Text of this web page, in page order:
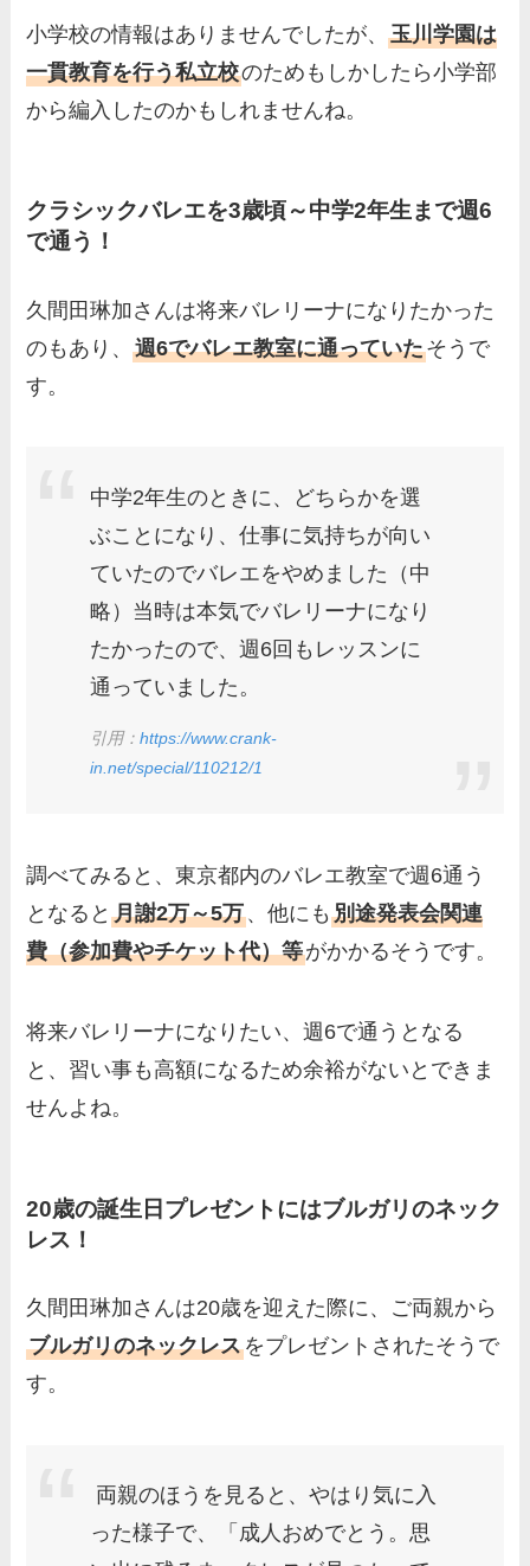
小学校の情報はありませんでしたが、玉川学園は
一貫教育を行う私立校のためもしかしたら小学部
から編入したのかもしれませんね。
クラシックバレエを3歳頃～中学2年生まで週6
で通う！
久間田琳加さんは将来バレリーナになりたかった
のもあり、週6でバレエ教室に通っていたそうで
す。
中学2年生のときに、どちらかを選
ぶことになり、仕事に気持ちが向い
ていたのでバレエをやめました（中
略）当時は本気でバレリーナになり
たかったので、週6回もレッスンに
通っていました。
引用：https://www.crank-
in.net/special/110212/1
調べてみると、東京都内のバレエ教室で週6通う
となると月謝2万～5万、他にも別途発表会関連
費（参加費やチケット代）等がかかるそうです。
将来バレリーナになりたい、週6で通うとなる
と、習い事も高額になるため余裕がないとできま
せんよね。
20歳の誕生日プレゼントにはブルガリのネック
レス！
久間田琳加さんは20歳を迎えた際に、ご両親から
ブルガリのネックレスをプレゼントされたそうで
す。
両親のほうを見ると、やはり気に入
った様子で、「成人おめでとう。思